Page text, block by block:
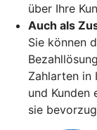
über Ihre
Auch als
Sie können
Zahlarten in
und Kunden
sie